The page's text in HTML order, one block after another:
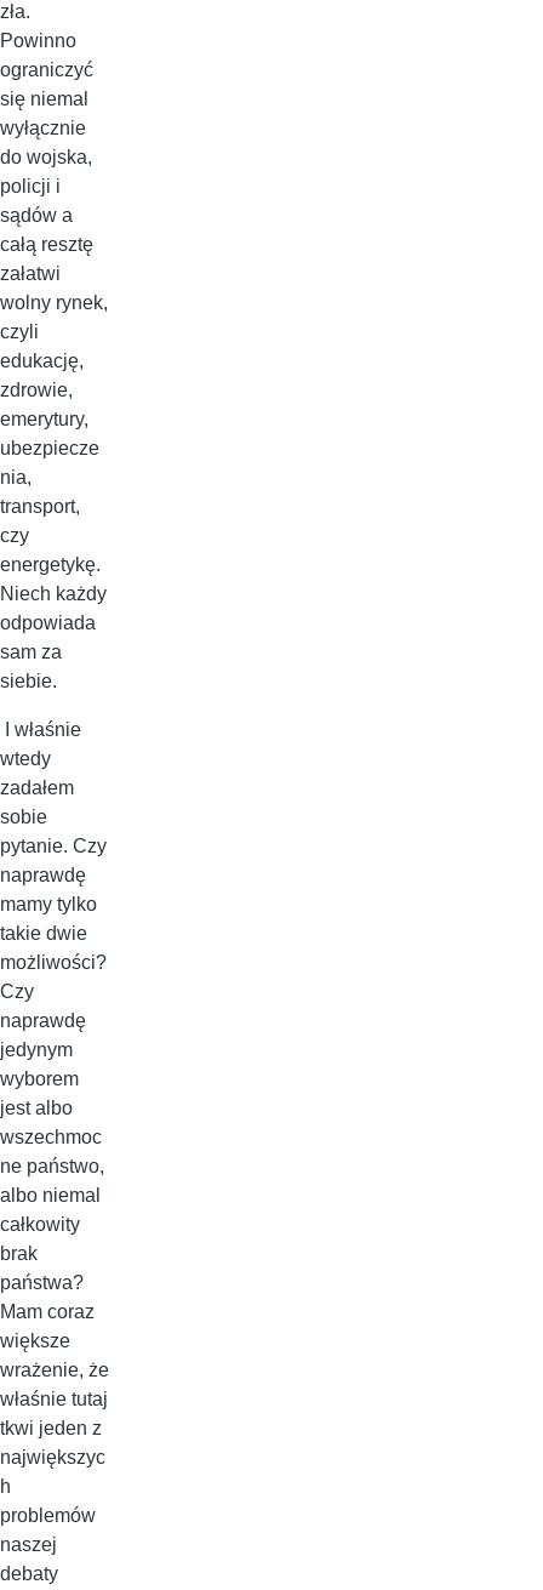
zła.
Powinno
ograniczyć
się niemal
wyłącznie
do wojska,
policji i
sądów a
całą resztę
załatwi
wolny rynek,
czyli
edukację,
zdrowie,
emerytury,
ubezpiecze
nia,
transport,
czy
energetykę.
Niech każdy
odpowiada
sam za
siebie.
I właśnie
wtedy
zadałem
sobie
pytanie. Czy
naprawdę
mamy tylko
takie dwie
możliwości?
Czy
naprawdę
jedynym
wyborem
jest albo
wszechmoc
ne państwo,
albo niemal
całkowity
brak
państwa?
Mam coraz
większe
wrażenie, że
właśnie tutaj
tkwi jeden z
największyc
h
problemów
naszej
debaty